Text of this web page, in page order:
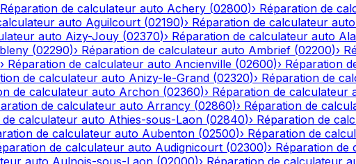
Réparation de calculateur auto Achery (02800)› Réparation de
auto Aguilcourt (02190)› Réparation de calculateur auto
auto Aizy-Jouy (02370)› Réparation de calculateur auto
(02290)› Réparation de calculateur auto Ambrief (02200)›
› Réparation de calculateur auto Ancienville (02600)› Réparation
de calculateur auto Anizy-le-Grand (02320)› Réparation de
de calculateur auto Archon (02360)› Réparation de calculateur
de calculateur auto Arrancy (02860)› Réparation de
de calculateur auto Athies-sous-Laon (02840)› Réparation de
de calculateur auto Aubenton (02500)› Réparation de
de calculateur auto Audignicourt (02300)› Réparation de
auto Aulnois-sous-Laon (02000)› Réparation de calculateur